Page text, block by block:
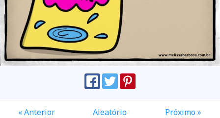
« Anterior Aleatório Próximo »